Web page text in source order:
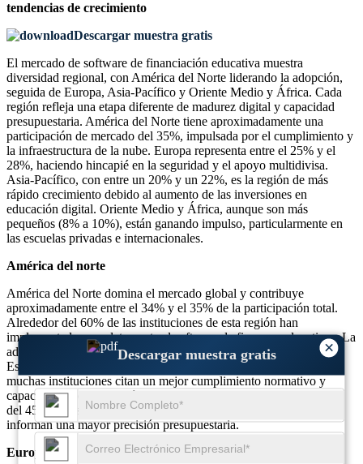
×
Descargar muestra gratis
tendencias de crecimiento
Descargar muestra gratis
El mercado de software de financiación educativa muestra
diversidad regional, con América del Norte liderando la adopción,
seguida de Europa, Asia-Pacífico y Oriente Medio y África. Cada
región refleja una etapa diferente de madurez digital y capacidad
presupuestaria. América del Norte tiene aproximadamente una
participación de mercado del 35%, impulsada por el cumplimiento y
la infraestructura de la nube. Europa representa entre el 25% y el
28%, haciendo hincapié en la seguridad y el apoyo multidivisa.
Asia-Pacífico, con entre un 20% y un 22%, es la región de más
rápido crecimiento debido al aumento de las inversiones en
educación digital. Oriente Medio y África, aunque son más
pequeños (8% a 10%), están ganando impulso, particularmente en
las escuelas privadas e internacionales.
América del norte
América del Norte domina el mercado global y contribuye
aproximadamente entre el 34% y el 35% de la participación total.
Alrededor del 60% de las instituciones de esta región han
implementado completamente el software de finanzas educativas. La
adopción basada en la nube es particularmente alta: casi el 75%.
Estados Unidos representa la mayor parte de esta demanda, y
muchas instituciones citan un mejor cumplimiento normativo y
capacidades de generación de informes en tiempo real. Alrededor
del 45% de las escuelas K-12 y el 55% de las universidades
informan una mayor precisión presupuestaria.
Europa